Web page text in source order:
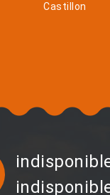
Castillon